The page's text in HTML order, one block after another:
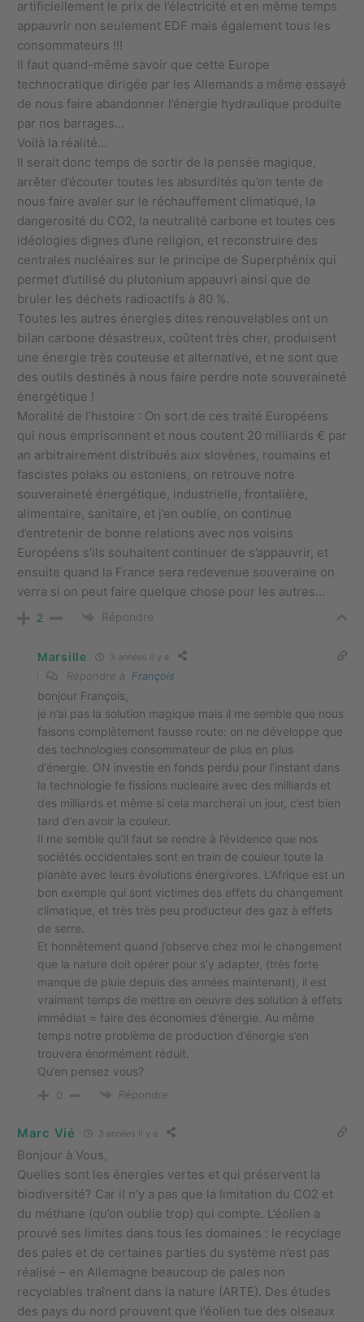
artificiellement le prix de l’électricité et en même temps
appauvrir non seulement EDF mais également tous les
consommateurs !!!
Il faut quand-même savoir que cette Europe
technocratique dirigée par les Allemands a même essayé
de nous faire abandonner l’énergie hydraulique produite
par nos barrages…
Voilà la réalité…
Il serait donc temps de sortir de la pensée magique,
arrêter d’écouter toutes les absurdités qu’on tente de
nous faire avaler sur le réchauffement climatique, la
dangerosité du CO2, la neutralité carbone et toutes ces
idéologies dignes d’une religion, et reconstruire des
centrales nucléaires sur le principe de Superphénix qui
permet d’utilisé du plutonium appauvri ainsi que de
bruler les déchets radioactifs à 80 %.
Toutes les autres énergies dites renouvelables ont un
bilan carbone désastreux, coûtent très cher, produisent
une énergie très couteuse et alternative, et ne sont que
des outils destinés à nous faire perdre note souveraineté
énergétique !
Moralité de l’histoire : On sort de ces traité Européens
qui nous emprisonnent et nous coutent 20 milliards € par
an arbitrairement distribués aux slovènes, roumains et
fascistes polaks ou estoniens, on retrouve notre
souveraineté énergétique, industrielle, frontalière,
alimentaire, sanitaire, et j’en oublie, on continue
d’entretenir de bonne relations avec nos voisins
Européens s’ils souhaitent continuer de s’appauvrir, et
ensuite quand la France sera redevenue souveraine on
verra si on peut faire quelque chose pour les autres…
2 Répondre
Marsille 3 années il y a
Répondre à François
bonjour François,
je n’ai pas la solution magique mais il me semble que nous
faisons complètement fausse route: on ne développe que
des technologies consommateur de plus en plus
d’énergie. ON investie en fonds perdu pour l’instant dans
la technologie fe fissions nucleaire avec des milliards et
des milliards et même si cela marcherai un jour, c’est bien
tard d’en avoir la couleur.
Il me semble qu’il faut se rendre à l’évidence que nos
sociétés occidentales sont en train de couleur toute la
planète avec leurs évolutions énergivores. L’Afrique est un
bon exemple qui sont victimes des effets du changement
climatique, et très très peu producteur des gaz à effets
de serre.
Et honnêtement quand j’observe chez moi le changement
que la nature doit opérer pour s’y adapter, (très forte
manque de pluie depuis des années maintenant), il est
vraiment temps de mettre en oeuvre des solution à effets
immédiat = faire des économies d’énergie. Au même
temps notre problème de production d’énergie s’en
trouvera énormément réduit.
Qu’en pensez vous?
0 Répondre
Marc Vié 3 années il y a
Bonjour à Vous,
Quelles sont les énergies vertes et qui préservent la
biodiversité? Car il n’y a pas que la limitation du CO2 et
du méthane (qu’on oublie trop) qui compte. L’éolien a
prouvé ses limites dans tous les domaines : le recyclage
des pales et de certaines parties du système n’est pas
réalisé – en Allemagne beaucoup de pales non
recyclables traînent dans la nature (ARTE). Des études
des pays du nord prouvent que l’éolien tue des oiseaux